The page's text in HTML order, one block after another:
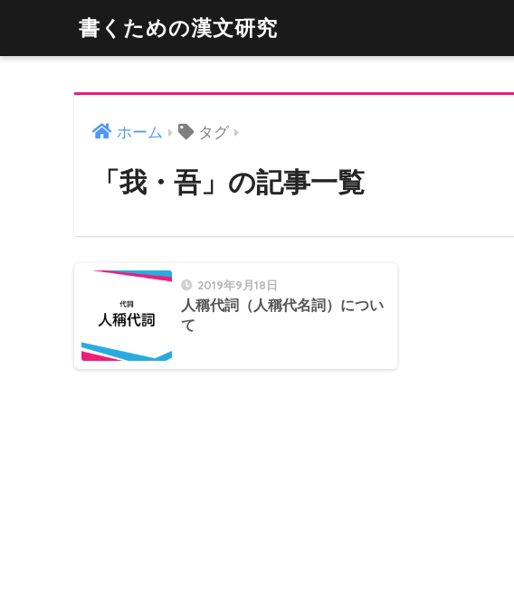
書くための漢文研究
ホーム タグ
「我・吾」の記事一覧
2019年9月18日
人稱代詞（人稱代名詞）につい
て